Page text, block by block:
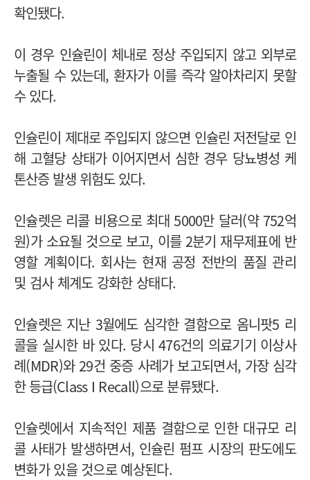
확인됐다.
이 경우 인슐린이 체내로 정상 주입되지 않고 외부로
누출될 수 있는데, 환자가 이를 즉각 알아차리지 못할
수 있다.
인슐린이 제대로 주입되지 않으면 인슐린 저전달로 인
해 고혈당 상태가 이어지면서 심한 경우 당뇨병성 케
톤산증 발생 위험도 있다.
인슐렛은 리콜 비용으로 최대 5000만 달러(약 752억
원)가 소요될 것으로 보고, 이를 2분기 재무제표에 반
영할 계획이다. 회사는 현재 공정 전반의 품질 관리
및 검사 체계도 강화한 상태다.
인슐렛은 지난 3월에도 심각한 결함으로 옴니팟5 리
콜을 실시한 바 있다. 당시 476건의 의료기기 이상사
례(MDR)와 29건 중증 사례가 보고되면서, 가장 심각
한 등급(Class I Recall)으로 분류됐다.
인슐렛에서 지속적인 제품 결함으로 인한 대규모 리
콜 사태가 발생하면서, 인슐린 펌프 시장의 판도에도
변화가 있을 것으로 예상된다.